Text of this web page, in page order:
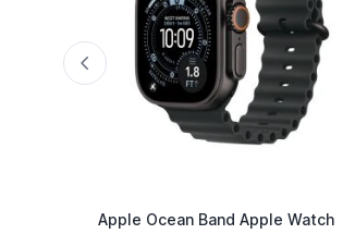
Apple Ocean Band Apple Watch